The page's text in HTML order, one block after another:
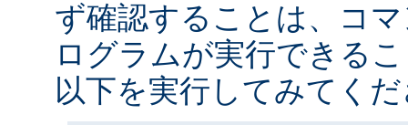
ず確認することは、コ
ログラムが実行できる
以下を実行してみてく